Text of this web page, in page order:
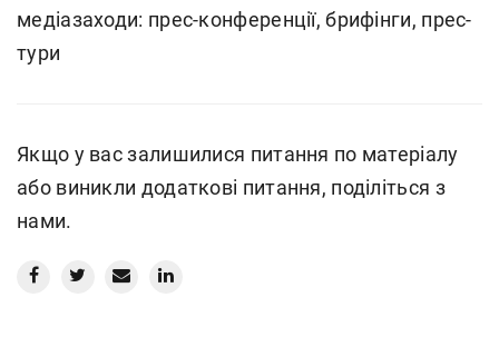
медіазаходи: прес-конференції, брифінги, прес-
тури
Якщо у вас залишилися питання по матеріалу
або виникли додаткові питання, поділіться з
нами.